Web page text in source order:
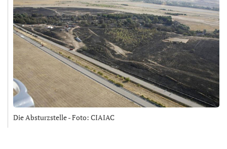
Die Absturzstelle - Foto: CIAIAC